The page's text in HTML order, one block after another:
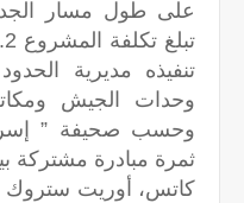
على طول مسار
تنفيذه مديرية
وحدات الجيش
وحسب صحيفة ”
ثمرة مبادرة مشتركة
كاتس، أوريت ستروك